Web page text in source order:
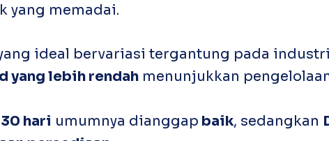
yang memadai.
ideal bervariasi tergantung pada
yang lebih rendah menunjukkan
hari umumnya dianggap baik, sedangkan